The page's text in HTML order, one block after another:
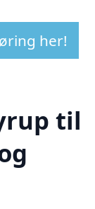
her!
til